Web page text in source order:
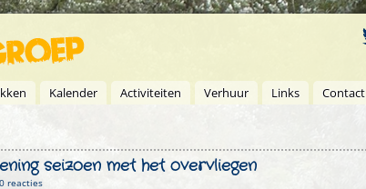
Kalender Activiteiten Verhuur Links Contact
seizoen met het overvliegen
0 reacties